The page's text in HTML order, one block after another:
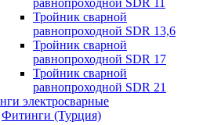
равнопроходной SDR 11
Тройник сварной
равнопроходной SDR 13,6
Тройник сварной
равнопроходной SDR 17
Тройник сварной
равнопроходной SDR 21
электросварные
Фитинги (Турция)